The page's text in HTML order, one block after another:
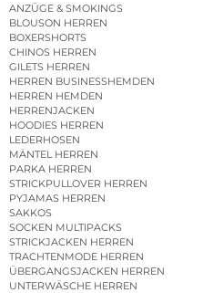
ANZÜGE & SMOKINGS
BLOUSON HERREN
BOXERSHORTS
CHINOS HERREN
GILETS HERREN
HERREN BUSINESSHEMDEN
HERREN HEMDEN
HERRENJACKEN
HOODIES HERREN
LEDERHOSEN
MÄNTEL HERREN
PARKA HERREN
STRICKPULLOVER HERREN
PYJAMAS HERREN
SAKKOS
SOCKEN MULTIPACKS
STRICKJACKEN HERREN
TRACHTENMODE HERREN
ÜBERGANGSJACKEN HERREN
UNTERWÄSCHE HERREN